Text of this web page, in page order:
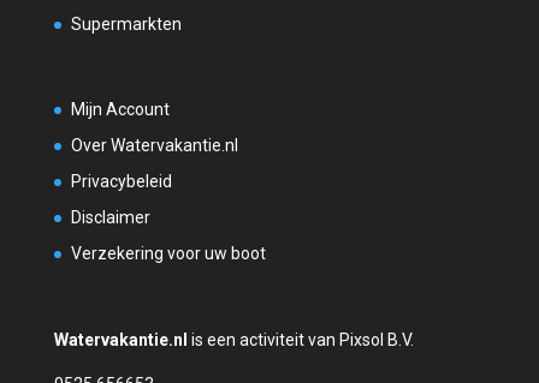
Supermarkten
Mijn Account
Over Watervakantie.nl
Privacybeleid
Disclaimer
Verzekering voor uw boot
Watervakantie.nl is een activiteit van Pixsol B.V.